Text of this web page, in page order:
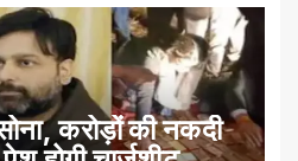
करोड़ों की नकदी